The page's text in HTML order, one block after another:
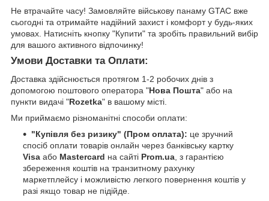
Не втрачайте часу! Замовляйте військову панаму GTAC вже
сьогодні та отримайте надійний захист і комфорт у будь-яких
умовах. Натисніть кнопку "Купити" та зробіть правильний вибір
для вашого активного відпочинку!
Умови Доставки та Оплати:
Доставка здійснюється протягом 1-2 робочих днів з
допомогою поштового оператора "Нова Пошта" або на
пункти видачі "Rozetka" в вашому місті.
Ми приймаємо різноманітні способи оплати:
"Купівля без ризику" (Пром оплата): це зручний
спосіб оплати товарів онлайн через банківську картку
Visa або Mastercard на сайті Prom.ua , з гарантією
збереження коштів на транзитному рахунку
маркетплейсу і можливістю легкого повернення коштів у
разі якщо товар не підійде.